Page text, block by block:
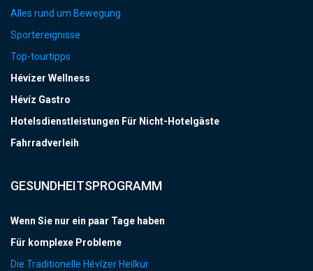
Alles rund um Bewegung
Sportereignisse
Top-tourtipps
Hévízer Wellness
Hévíz Gastro
Hotelsdienstleistungen Für Nicht-Hotelgäste
Fahrradverleih
GESUNDHEITSPROGRAMM
Wenn Sie nur ein paar Tage haben
Für komplexe Probleme
Die Traditionelle Hévízer Heilkur